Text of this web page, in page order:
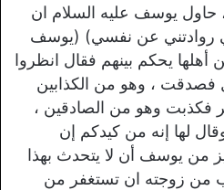
أليم ) (يوسف ٢٥) ، حاول يوسف عليه السلام ان
روادتني عن نفسي) (يوسف
أهلها يحكم بينهم فقال انظروا
، وهو من الكذابين
فكذبت وهو من الصادقين ،
لها إنه من كيدكم إن
من يوسف أن لا يتحدث بهذا
من زوجته ان تستغفر من